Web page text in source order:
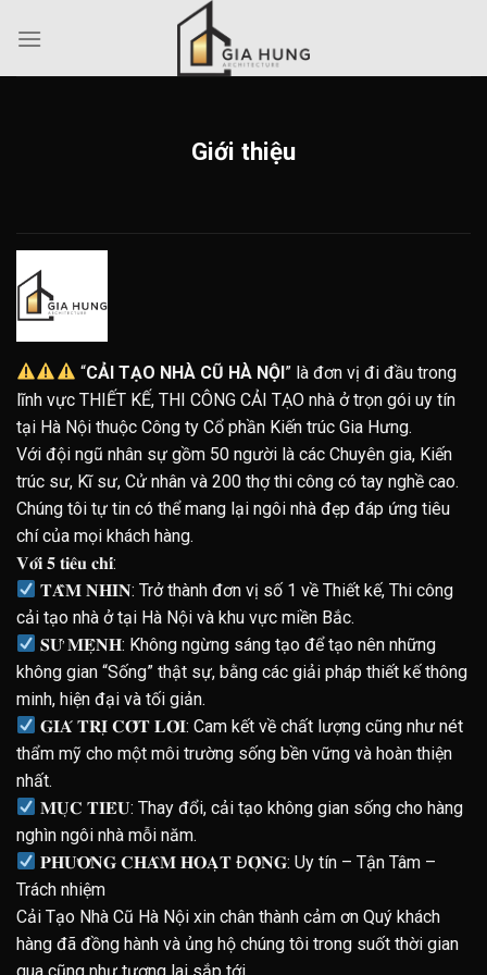
Giới thiệu
“CẢI TẠO NHÀ CŨ HÀ NỘI” là đơn vị đi đầu trong
lĩnh vực THIẾT KẾ, THI CÔNG CẢI TẠO nhà ở trọn gói uy tín
tại Hà Nội thuộc Công ty Cổ phần Kiến trúc Gia Hưng.
Với đội ngũ nhân sự gồm 50 người là các Chuyên gia, Kiến
trúc sư, Kĩ sư, Cử nhân và 200 thợ thi công có tay nghề cao.
Chúng tôi tự tin có thể mang lại ngôi nhà đẹp đáp ứng tiêu
chí của mọi khách hàng.
𝐕𝐨̛́𝐢 𝟓 𝐭𝐢𝐞̂𝐮 𝐜𝐡𝐢́:
𝐓𝐀̂̀𝐌 𝐍𝐇𝐈̀𝐍: Trở thành đơn vị số 1 về Thiết kế, Thi công
cải tạo nhà ở tại Hà Nội và khu vực miền Bắc.
𝐒𝐔̛́ 𝐌𝐄̣̂𝐍𝐇: Không ngừng sáng tạo để tạo nên những
không gian “Sống” thật sự, bằng các giải pháp thiết kế thông
minh, hiện đại và tối giản.
𝐆𝐈𝐀́ 𝐓𝐑𝐈̣ 𝐂𝐎̂́𝐓 𝐋𝐎̃𝐈: Cam kết về chất lượng cũng như nét
thẩm mỹ cho một môi trường sống bền vững và hoàn thiện
nhất.
𝐌𝐔̣𝐂 𝐓𝐈𝐄̂𝐔: Thay đổi, cải tạo không gian sống cho hàng
nghìn ngôi nhà mỗi năm.
𝐏𝐇𝐔̛𝐎̛𝐍𝐆 𝐂𝐇𝐀̂𝐌 𝐇𝐎𝐀̣𝐓 Đ𝐎̣̂𝐍𝐆: Uy tín – Tận Tâm –
Trách nhiệm
Cải Tạo Nhà Cũ Hà Nội xin chân thành cảm ơn Quý khách
hàng đã đồng hành và ủng hộ chúng tôi trong suốt thời gian
qua cũng như tương lai sắp tới.